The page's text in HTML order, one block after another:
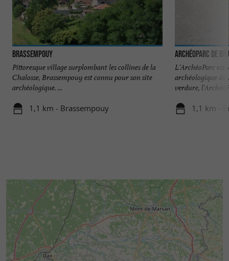
Brassempouy
Pittoresque village surplombant les collines de la
Chalosse, Brassempouy est connu pour son site
archéologique. ...
1,1 km - Brassempouy
ArchéoParc de
L'ArchéoParc est
archéologique
verdure,
1,1 km -